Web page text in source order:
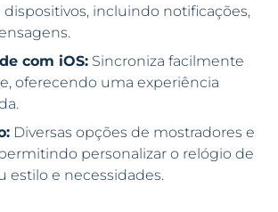
dispositivos, incluindo notificações,
com iOS: Sincroniza facilmente
oferecendo uma experiência
Diversas opções de mostradores e
personalizar o relógio de
estilo e necessidades.